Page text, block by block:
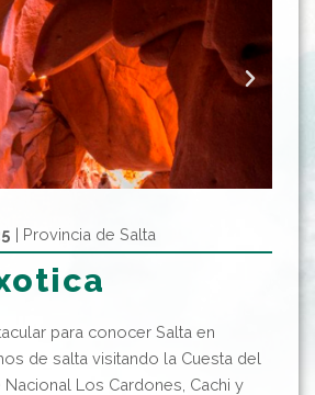
| Provincia de Salta
para conocer Salta en
de salta visitando la Cuesta del
Nacional Los Cardones, Cachi y